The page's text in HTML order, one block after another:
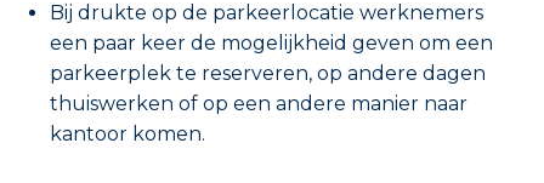
Bij drukte op de parkeerlocatie werknemers
een paar keer de mogelijkheid geven om een
parkeerplek te reserveren, op andere dagen
thuiswerken of op een andere manier naar
kantoor komen.